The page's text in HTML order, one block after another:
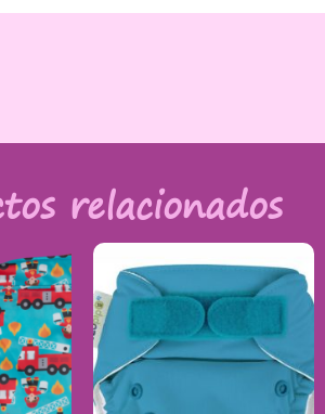
relacionados